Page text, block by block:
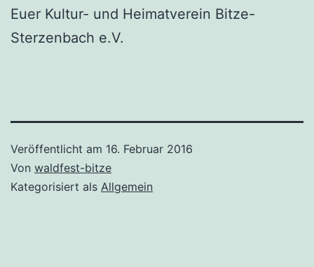
Euer Kultur- und Heimatverein Bitze-
Sterzenbach e.V.
Veröffentlicht am 16. Februar 2016
Von waldfest-bitze
Kategorisiert als Allgemein